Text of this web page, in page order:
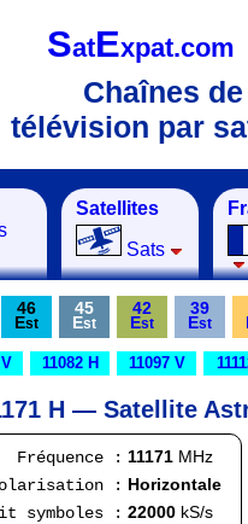
SatExpat.com
Chaînes de
télévision par
Satellites
Sats
46
Est
45
Est
42
Est
39
Est
11082 H 11097 V
H — Satellite
: 11171 MHz
: Horizontale
symboles : 22000 kS/s